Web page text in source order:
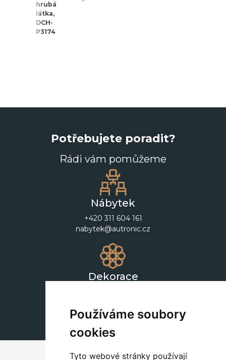
Používáme soubory
cookies
Tyto webové stránky používají
hrubá
látka,
DCH-
P3174
Potřebujete poradit?
Rádi vám pomůžeme
Nábytek
+420 311 604 161
nabytek@autronic.cz
Dekorace